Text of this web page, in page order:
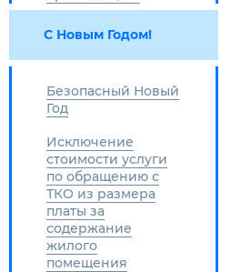
С Новым Годом!
Безопасный Новый
Год
Исключение
стоимости услуги
по обращению с
ТКО из размера
платы за
содержание
жилого
помещения